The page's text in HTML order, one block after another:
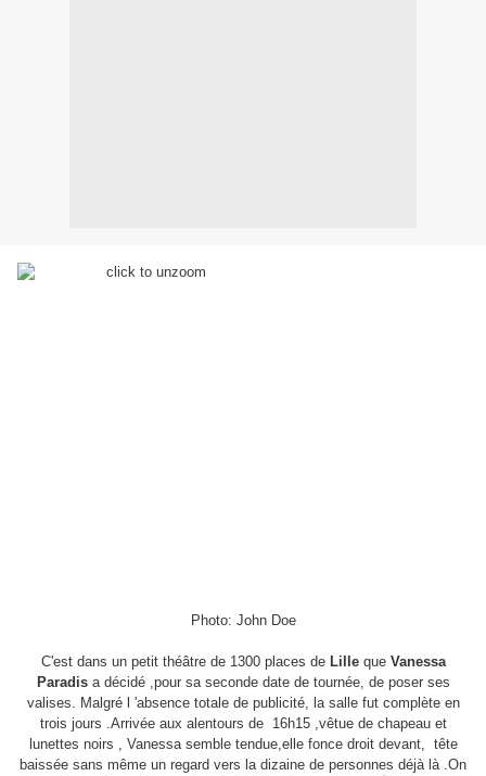
Photo: John Doe
C'est dans un petit théâtre de 1300 places de Lilleque Vanessa
Paradisa décidé ,pour sa seconde date de tournée, de poser ses
valises. Malgré l 'absence totale de publicité, la salle fut complète en
trois jours .Arrivée aux alentours de
16h15 ,vêtue de chapeau et
lunettes noirs , Vanessa semble tendue,elle fonce droit devant, tête
baissée sans même un regard vers la dizaine de personnes déjà là .On